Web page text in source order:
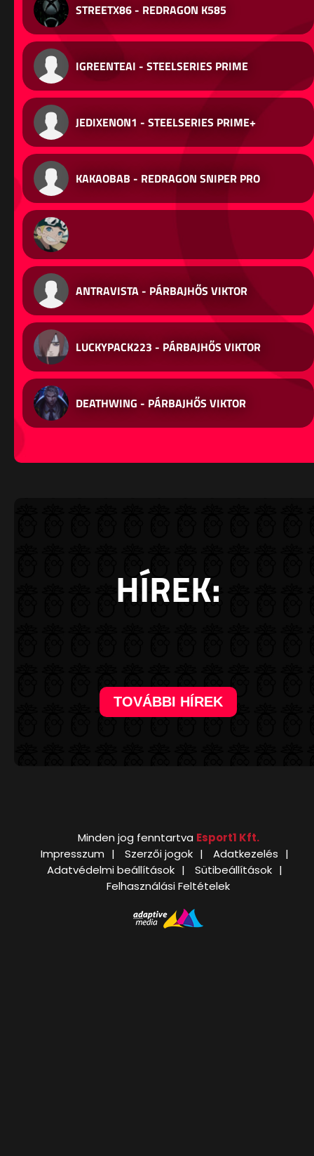
STREETX86 - REDRAGON K585
IGREENTEAI - STEELSERIES PRIME
JEDIXENON1 - STEELSERIES PRIME+
KAKAOBAB - REDRAGON SNIPER PRO
CENTRE_SYRUP - STEELSERIES ARCTIS 1 PS4 & PS5
ANTRAVISTA - PÁRBAJHŐS VIKTOR
LUCKYPACK223 - PÁRBAJHŐS VIKTOR
DEATHWING - PÁRBAJHŐS VIKTOR
HÍREK:
TOVÁBBI HÍREK
Minden jog fenntartva Esport1 Kft.
Impresszum
Szerzői jogok
Adatkezelés
Adatvédelmi beállítások
Sütibeállítások
Felhasználási Feltételek